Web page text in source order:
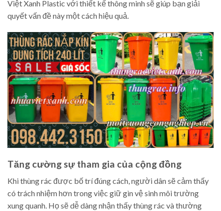
Việt Xanh Plastic với thiết kế thông minh sẽ giúp bạn giải
quyết vấn đề này một cách hiệu quả.
Tăng cường sự tham gia của cộng đồng
Khi thùng rác được bố trí đúng cách, người dân sẽ cảm thấy
có trách nhiệm hơn trong việc giữ gìn vệ sinh môi trường
xung quanh. Họ sẽ dễ dàng nhận thấy thùng rác và thường